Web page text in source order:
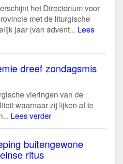
het Directorium voor
met de liturgische
jaar (van advent... Lees
dreef zondagsmis
vieringen van de
waarnaar zij lijken af te
Lees verder
buitengewone
ritus